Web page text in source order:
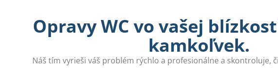
Opravy WC vo vašej
kamkoľvek.
Náš tím vyrieši váš problém rýchlo a profesionálne a skontroluje,